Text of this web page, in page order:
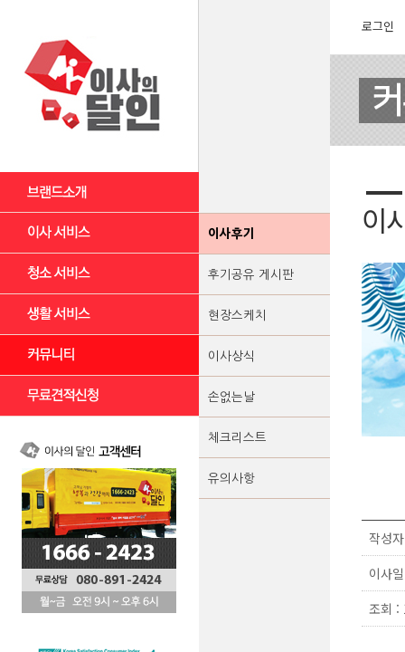
이사후기
후기공유 게시판
현장스케치
이사상식
손없는날
체크리스트
유의사항
로그인
이
작성
이사
조회 :